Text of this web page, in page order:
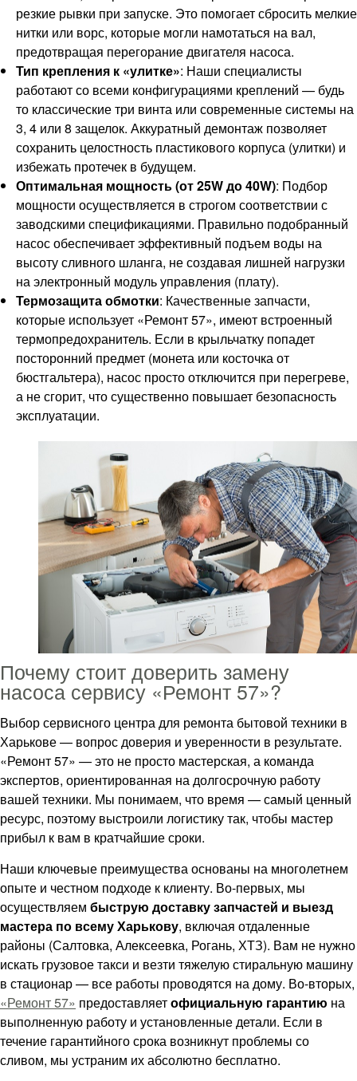
резкие рывки при запуске. Это помогает сбросить мелкие
нитки или ворс, которые могли намотаться на вал,
предотвращая перегорание двигателя насоса.
Тип крепления к «улитке»: Наши специалисты
работают со всеми конфигурациями креплений — будь
то классические три винта или современные системы на
3, 4 или 8 защелок. Аккуратный демонтаж позволяет
сохранить целостность пластикового корпуса (улитки) и
избежать протечек в будущем.
Оптимальная мощность (от 25W до 40W): Подбор
мощности осуществляется в строгом соответствии с
заводскими спецификациями. Правильно подобранный
насос обеспечивает эффективный подъем воды на
высоту сливного шланга, не создавая лишней нагрузки
на электронный модуль управления (плату).
Термозащита обмотки: Качественные запчасти,
которые использует «Ремонт 57», имеют встроенный
термопредохранитель. Если в крыльчатку попадет
посторонний предмет (монета или косточка от
бюстгальтера), насос просто отключится при перегреве,
а не сгорит, что существенно повышает безопасность
эксплуатации.
Почему стоит доверить замену
насоса сервису «Ремонт 57»?
Выбор сервисного центра для ремонта бытовой техники в
Харькове — вопрос доверия и уверенности в результате.
«Ремонт 57» — это не просто мастерская, а команда
экспертов, ориентированная на долгосрочную работу
вашей техники. Мы понимаем, что время — самый ценный
ресурс, поэтому выстроили логистику так, чтобы мастер
прибыл к вам в кратчайшие сроки.
Наши ключевые преимущества основаны на многолетнем
опыте и честном подходе к клиенту. Во-первых, мы
осуществляем быструю доставку запчастей и выезд
мастера по всему Харькову, включая отдаленные
районы (Салтовка, Алексеевка, Рогань, ХТЗ). Вам не нужно
искать грузовое такси и везти тяжелую стиральную машину
в стационар — все работы проводятся на дому. Во-вторых,
«Ремонт 57» предоставляетофициальную гарантию на
выполненную работу и установленные детали. Если в
течение гарантийного срока возникнут проблемы со
сливом, мы устраним их абсолютно бесплатно.